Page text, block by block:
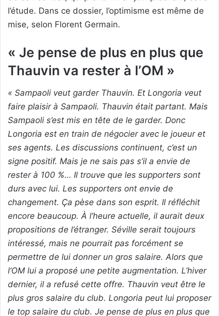
l’étude. Dans ce dossier, l’optimisme est même de
mise, selon Florent Germain.
« Je pense de plus en plus que
Thauvin va rester à l’OM »
« Sampaoli veut garder Thauvin. Et Longoria veut
faire plaisir à Sampaoli. Thauvin était partant. Mais
Sampaoli s’est mis en tête de le garder. Donc
Longoria est en train de négocier avec le joueur et
ses agents. Les discussions continuent, c’est un
signe positif. Mais je ne sais pas s’il a envie de
rester à 100 %… Il trouve que les supporters sont
durs avec lui. Les supporters ont envie de
changement. Ça pèse dans son esprit. Il réfléchit
encore beaucoup. À l’heure actuelle, il aurait deux
propositions de l’étranger. Séville serait toujours
intéressé, mais ne pourrait pas forcément se
permettre de lui donner un gros salaire. Alors que
l’OM lui a proposé une petite augmentation. L’hiver
dernier, il a refusé cette offre. Thauvin veut être le
plus gros salaire du club. Longoria peut lui proposer
le top salaire du club. Je pense de plus en plus que